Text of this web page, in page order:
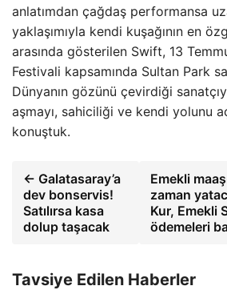
anlatımdan çağdaş performansa
yaklaşımıyla kendi kuşağının en
arasında gösterilen Swift, 13
Festivali kapsamında Sultan Park
Dünyanın gözünü çevirdiği
aşmayı, sahiciliği ve kendi yolunu
konuştuk.
← Galatasaray’a
dev bonservis!
Satılırsa kasa
dolup taşacak
Emekli
zaman
Kur, Emekli
ödemeleri
Tavsiye Edilen Haberler